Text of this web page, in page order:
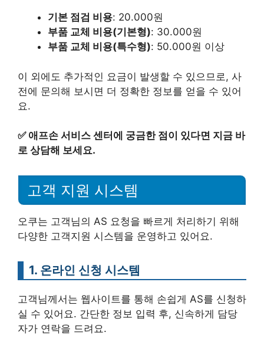
기본 점검 비용: 20.000원
부품 교체 비용(기본형): 30.000원
부품 교체 비용(특수형): 50.000원 이상
이 외에도 추가적인 요금이 발생할 수 있으므로, 사
전에 문의해 보시면 더 정확한 정보를 얻을 수 있어
요.
✅ 애프손 서비스 센터에 궁금한 점이 있다면 지금 바
로 상담해 보세요.
고객 지원 시스템
오쿠는 고객님의 AS 요청을 빠르게 처리하기 위해
다양한 고객지원 시스템을 운영하고 있어요.
1. 온라인 신청 시스템
고객님께서는 웹사이트를 통해 손쉽게 AS를 신청하
실 수 있어요. 간단한 정보 입력 후, 신속하게 담당
자가 연락을 드려요.